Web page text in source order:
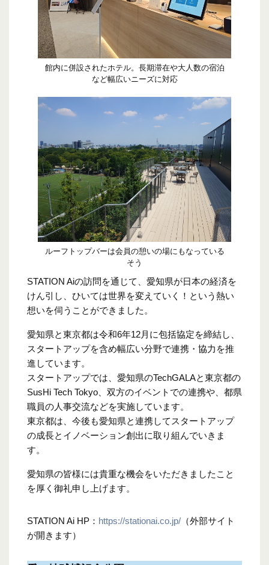
館内に併設されたホテル。長期滞在や大人数の宿泊
など幅広いニーズに対応
ルーフトップバーは会員の憩いの場にもなっている
そう
STATION Aiの訪問を通じて、愛知県が日本の経済を
けん引し、ひいては世界を変えていく！という熱い
想いを伺うことができました。
愛知県と東京都は令和6年12月に包括協定を締結し、
スタートアップを含め幅広い分野で連携・協力を推
進しています。
スタートアップでは、愛知県のTechGALAと東京都の
SusHi Tech Tokyo、双方のイベントでの連携や、都県
職員の人事交流などを実施しています。
東京都は、今後も愛知県と連携してスタートアップ
の成長とイノベーション創出に取り組んでいきま
す。
愛知県の皆様には貴重な機会をいただきましたこと
を厚く御礼申し上げます。
STATION Ai HP： https://stationai.co.jp/ （外部サイト
が開きます）